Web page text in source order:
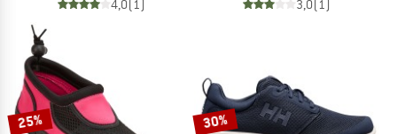
4,0 (1) 3,0 (1)
25% 30%